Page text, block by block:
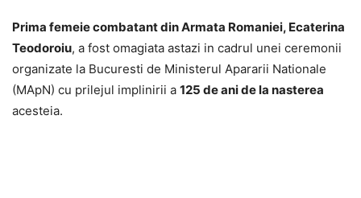
Prima femeie combatant din Armata Romaniei, Ecaterina
Teodoroiu, a fost omagiata astazi in cadrul unei ceremonii
organizate la Bucuresti de Ministerul Apararii Nationale
(MApN) cu prilejul implinirii a 125 de ani de la nasterea
acesteia.